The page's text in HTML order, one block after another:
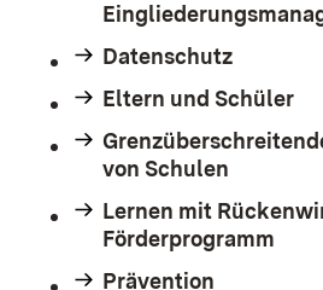
Datenschutz
Eltern und Schüler
von Schulen
Lernen mit
Förderprogramm
Prävention